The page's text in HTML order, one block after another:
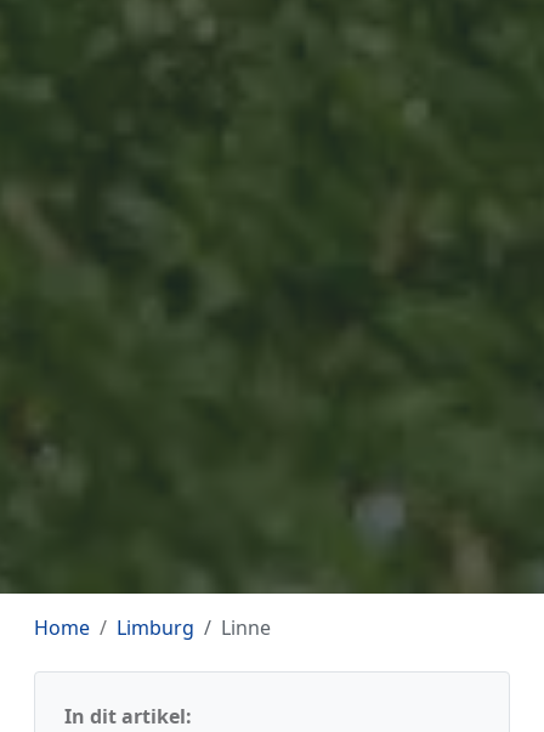
Home Limburg Linne
In dit artikel: